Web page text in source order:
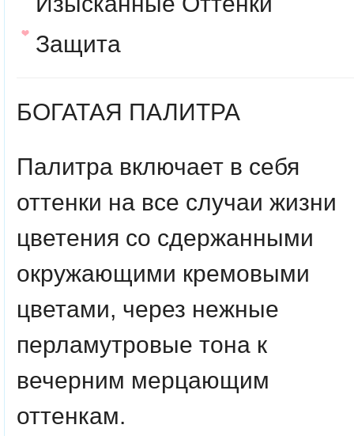
Защита
БОГАТАЯ ПАЛИТРА
Палитра включает в себя
оттенки на все случаи жизни
цветения со сдержанными
окружающими кремовыми
цветами, через нежные
перламутровые тона к
вечерним мерцающим
оттенкам.